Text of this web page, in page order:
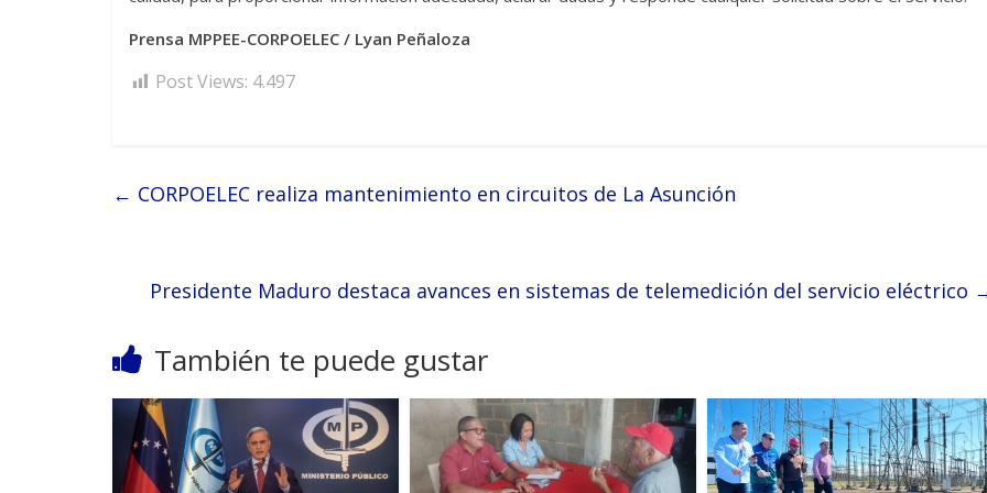
Prensa MPPEE-CORPOELEC / Lyan Peñaloza
Post Views: 4.497
← CORPOELEC realiza mantenimiento en circuitos de La Asunción
Presidente Maduro destaca avances en sistemas de telemedición del servicio eléctrico
También te puede gustar